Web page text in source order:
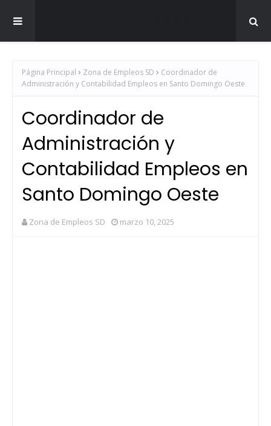
Página Principal Zona de Empleos SD
Coordinador de
Administración y Contabilidad Empleos en Santo Domingo Oeste
Coordinador de
Administración y
Contabilidad Empleos en
Santo Domingo Oeste
Zona de Empleos SD marzo 10, 2025